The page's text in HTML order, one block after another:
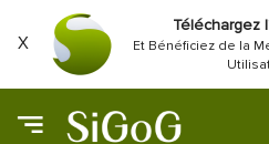
X
Téléchargez
Et Bénéficiez de la